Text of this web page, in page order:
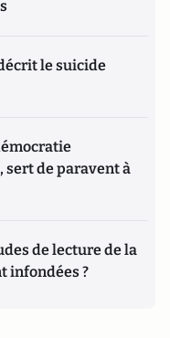
le suicide
sert de paravent à
de lecture de la
infondées ?